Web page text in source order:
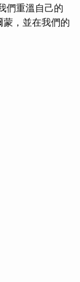
們重溫自己的
，並在我們的